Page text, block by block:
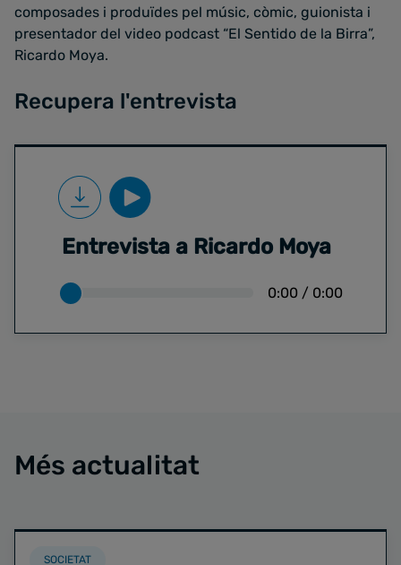
composades i produïdes pel músic, còmic, guionista i
presentador del video podcast “El Sentido de la Birra”,
Ricardo Moya.
Recupera l'entrevista
Entrevista a Ricardo Moya
0:00 / 0:00
Més actualitat
SOCIETAT